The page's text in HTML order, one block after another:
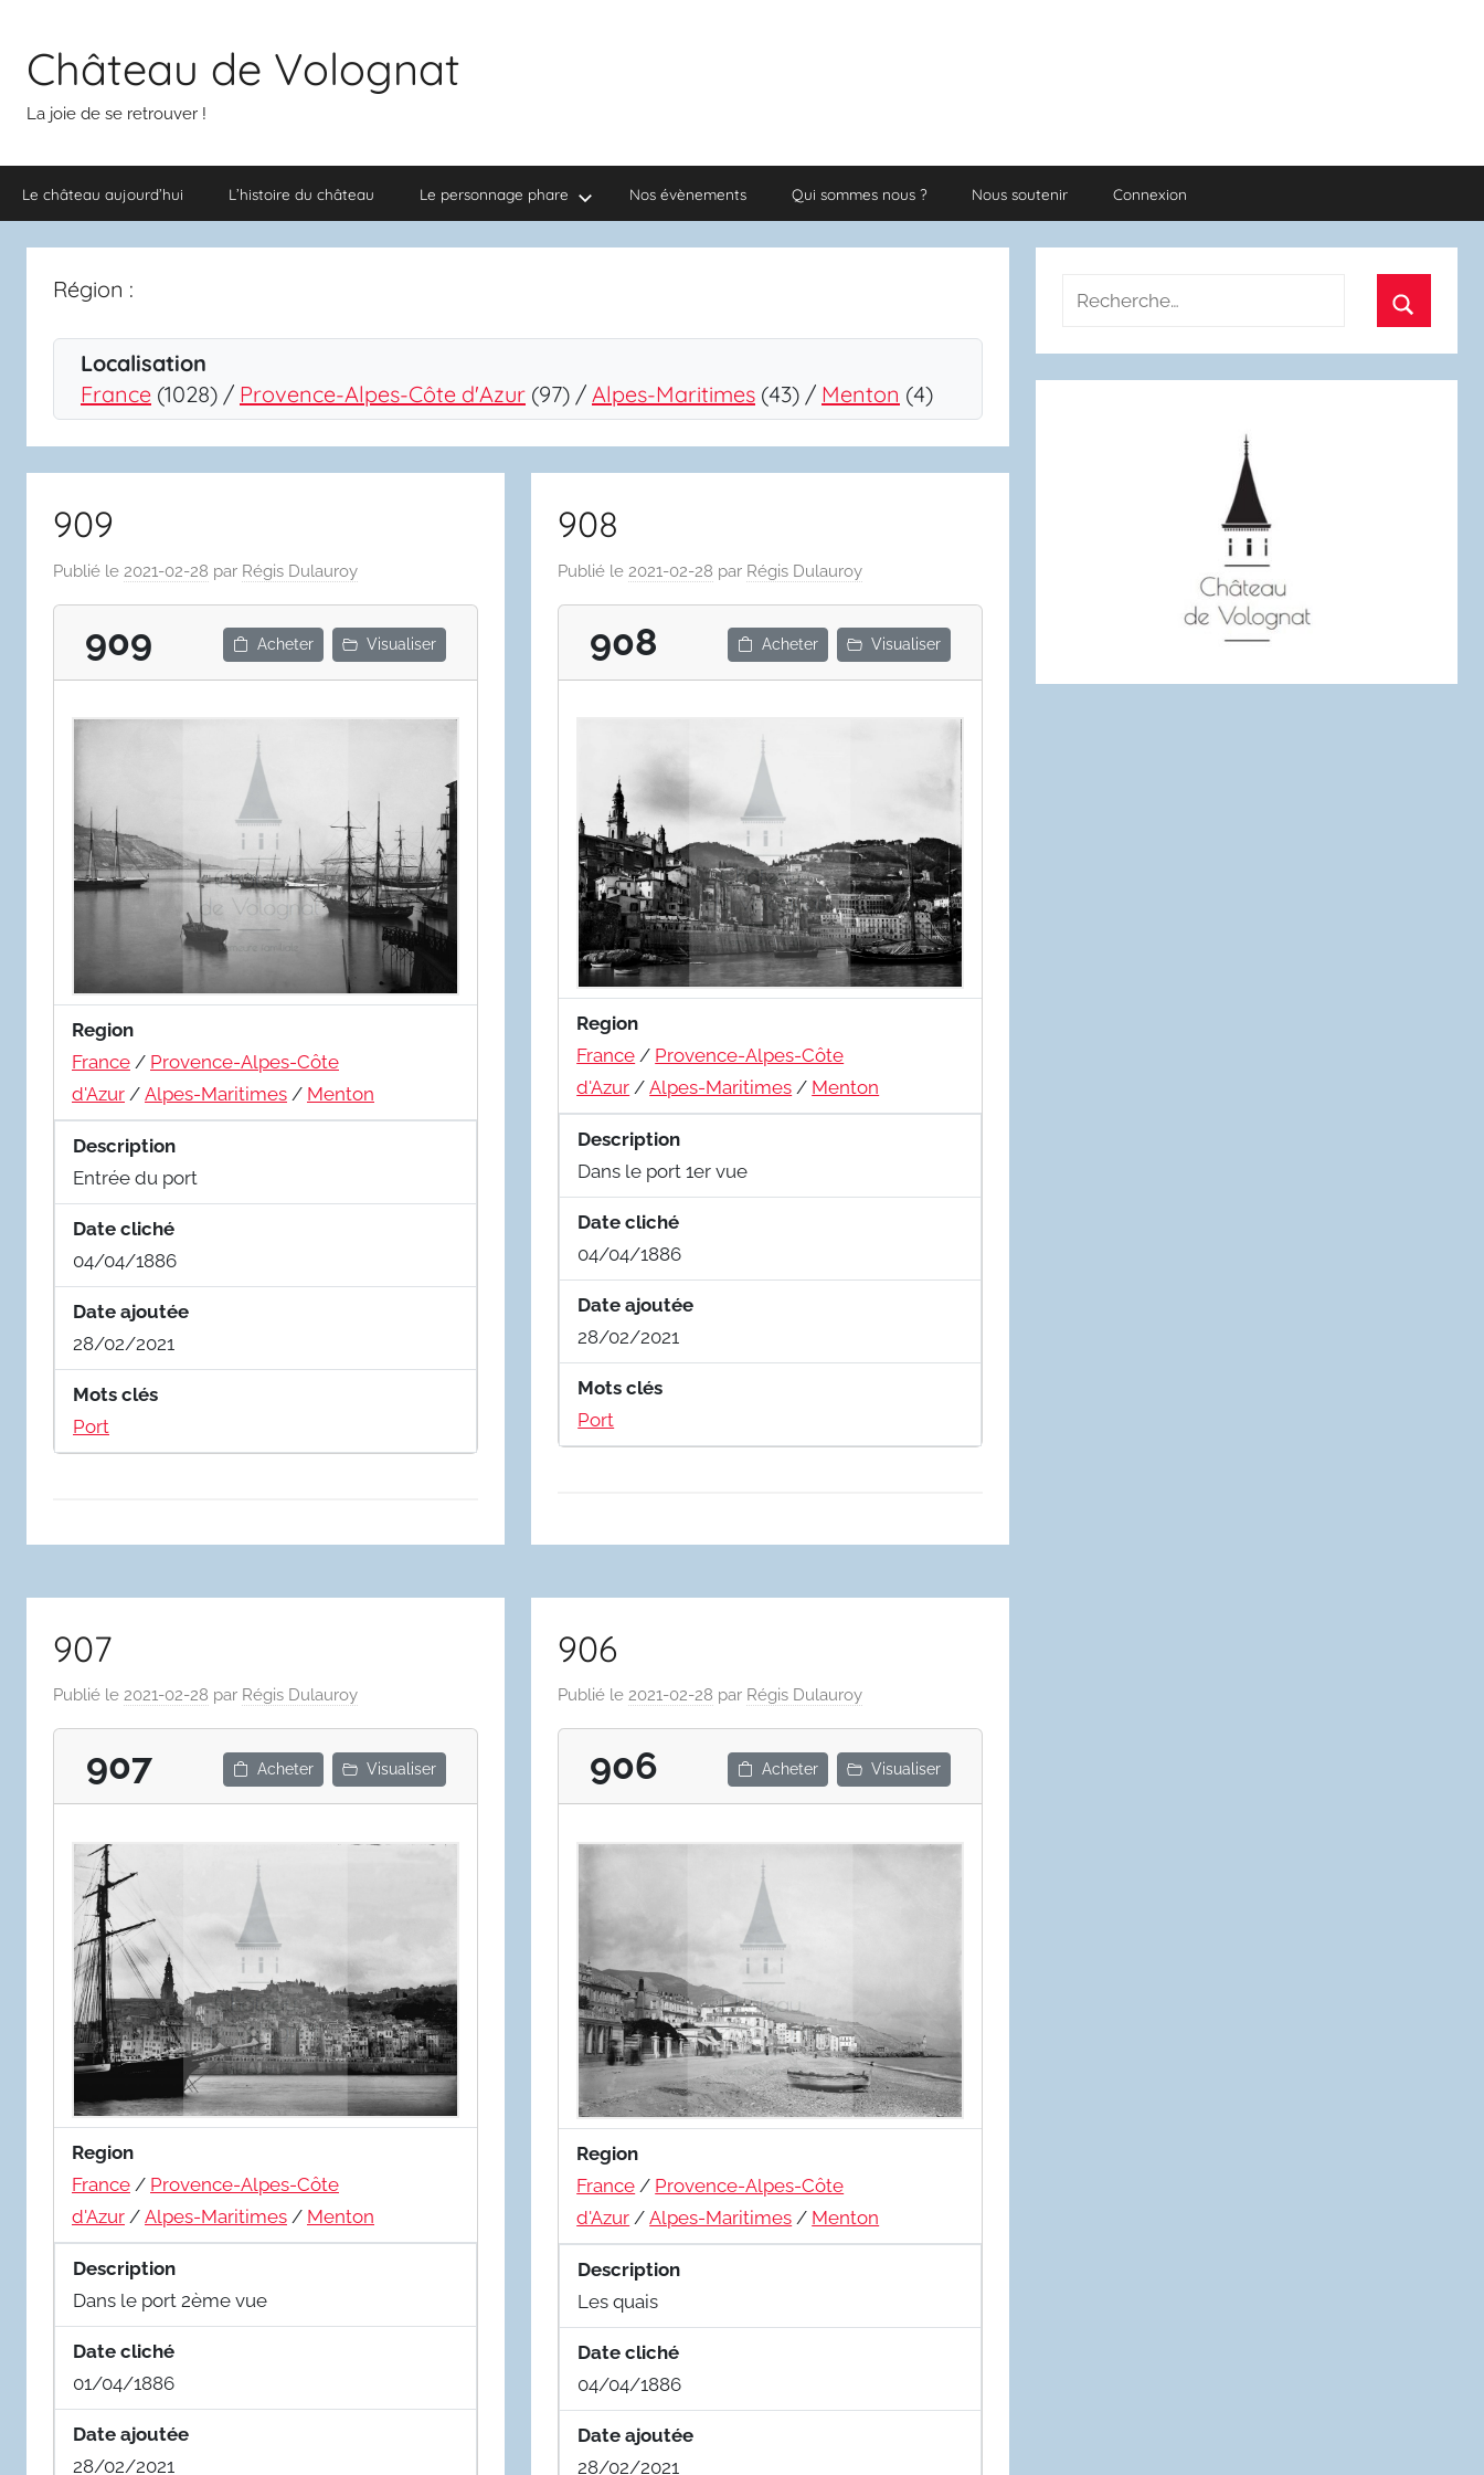
contenuChâteau de Volognat
La joie de se retrouver !
Le château aujourd’hui L’histoire du château Le personnage phare Nos évènements Qui sommes nous ? Nous soutenir Connexion
Région :
Localisation
France (1028) / Provence-Alpes-Côte d'Azur (97) / Alpes-Maritimes (43) / Menton (4)
909
Publié le 2021-02-28 par Régis Dulauroy
909 Acheter Visualiser
Region
France / Provence-Alpes-Côte
d'Azur / Alpes-Maritimes / Menton
Description
Entrée du port
Date cliché
04/04/1886
Date ajoutée
28/02/2021
Mots clés
Port
908
Publié le2021-02-28 par Régis Dulauroy
908 Acheter Visualiser
Region
France / Provence-Alpes-Côte
d'Azur /Alpes-Maritimes / Menton
Description
Dans le port 1er vue
Date cliché
04/04/1886
Date ajoutée
28/02/2021
Mots clés
Port
907
Publié le 2021-02-28 par Régis Dulauroy
907 Acheter Visualiser
Region
France / Provence-Alpes-Côte
d'Azur / Alpes-Maritimes / Menton
Description
Dans le port 2ème vue
Date cliché
01/04/1886
Date ajoutée
28/02/2021
906
Publié le2021-02-28 par Régis Dulauroy
906 Acheter Visualiser
Region
France / Provence-Alpes-Côte
d'Azur /Alpes-Maritimes / Menton
Description
Les quais
Date cliché
04/04/1886
Date ajoutée
28/02/2021
Recherche
: